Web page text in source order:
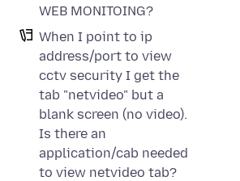
WEB MONITOING?
When I point to ip
address/port to view
cctv security I get the
tab "netvideo" but a
blank screen (no video).
Is there an
application/cab needed
to view netvideo tab?